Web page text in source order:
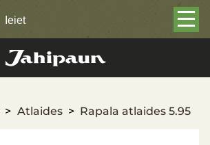
Ieiet
Atlaides Rapala atlaides 5.95